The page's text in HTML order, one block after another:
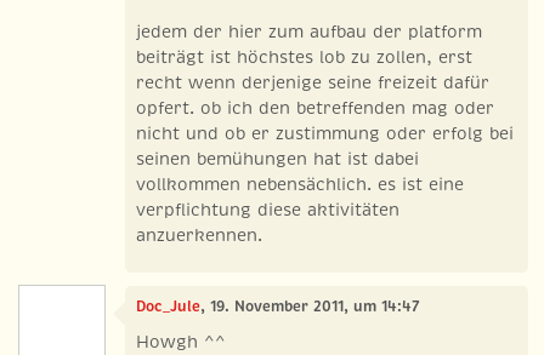
jedem der hier zum aufbau der platform
beiträgt ist höchstes lob zu zollen, erst
recht wenn derjenige seine freizeit dafür
opfert. ob ich den betreffenden mag oder
nicht und ob er zustimmung oder erfolg bei
seinen bemühungen hat ist dabei
vollkommen nebensächlich. es ist eine
verpflichtung diese aktivitäten
anzuerkennen.
Doc_Jule, 19. November 2011, um 14:47
Howgh ^^